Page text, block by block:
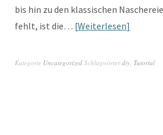
bis hin zu den klassischen
fehlt, ist die… Weiterlesen
Kategorie Uncategorized Schlagwörterdiy, Tutorial